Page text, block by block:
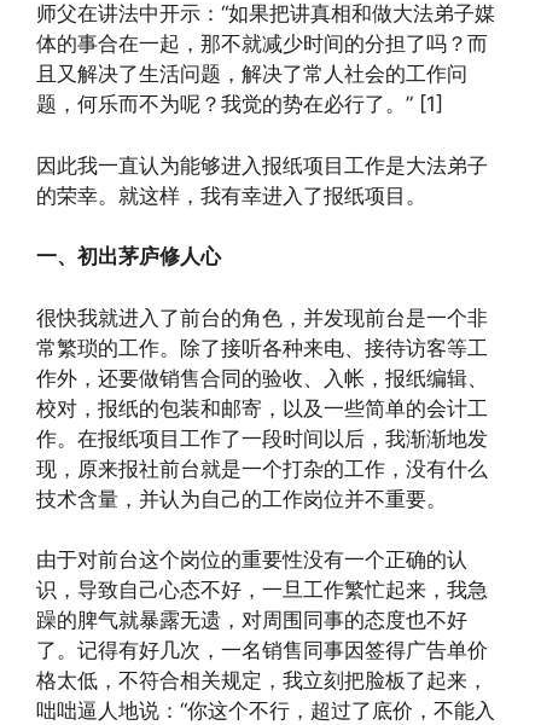
师父在讲法中开示：“如果把讲真相和做大法弟子媒
体的事合在一起，那不就减少时间的分担了吗？而
且又解决了生活问题，解决了常人社会的工作问
题，何乐而不为呢？我觉的势在必行了。” [1]
因此我一直认为能够进入报纸项目工作是大法弟子
的荣幸。就这样，我有幸进入了报纸项目。
一、初出茅庐修人心
很快我就进入了前台的角色，并发现前台是一个非
常繁琐的工作。除了接听各种来电、接待访客等工
作外，还要做销售合同的验收、入帐，报纸编辑、
校对，报纸的包装和邮寄，以及一些简单的会计工
作。在报纸项目工作了一段时间以后，我渐渐地发
现，原来报社前台就是一个打杂的工作，没有什么
技术含量，并认为自己的工作岗位并不重要。
由于对前台这个岗位的重要性没有一个正确的认
识，导致自己心态不好，一旦工作繁忙起来，我急
躁的脾气就暴露无遗，对周围同事的态度也不好
了。记得有好几次，一名销售同事因签得广告单价
格太低，不符合相关规定，我立刻把脸板了起来，
咄咄逼人地说：“你这个不行，超过了底价，不能入